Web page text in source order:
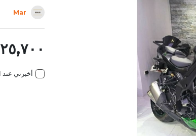
Mar
٢٥,٧٠٠
أخبرني